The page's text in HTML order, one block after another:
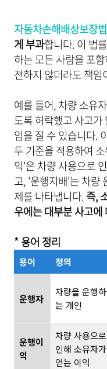
자동차손해배상보장법
게 부과합니다. 이 법
하는 모든 사람을 포
전하지 않더라도 책임
예를 들어, 차량 소유
도록 허락했고 사고가
임을 질 수 있습니다.
두 기준을 적용하여
익'은 차량 사용으로
고, '운행지배'는 차량
제를 나타냅니다. 즉,
우에는 대부분 사고에
* 용어 정리
용어 정의
운행자
차량을 운행하
는 개인
운행이
익
차량 사용으로
인해 소유자가
얻는 이익